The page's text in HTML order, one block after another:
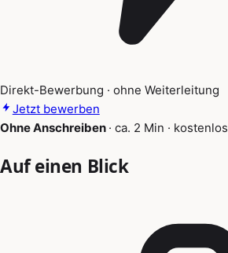
Direkt-Bewerbung · ohne Weiterleitung
Jetzt bewerben
Ohne Anschreiben · ca. 2 Min · kostenlos
Auf einen Blick